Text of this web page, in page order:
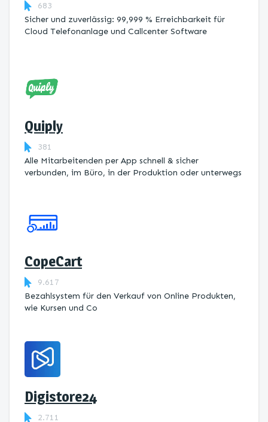
683
Sicher und zuverlässig: 99,999 % Erreichbarkeit für
Cloud Telefonanlage und Callcenter Software
Quiply
381
Alle Mitarbeitenden per App schnell & sicher
verbunden, im Büro, in der Produktion oder unterwegs
CopeCart
9.617
Bezahlsystem für den Verkauf von Online Produkten,
wie Kursen und Co
Digistore24
2.711